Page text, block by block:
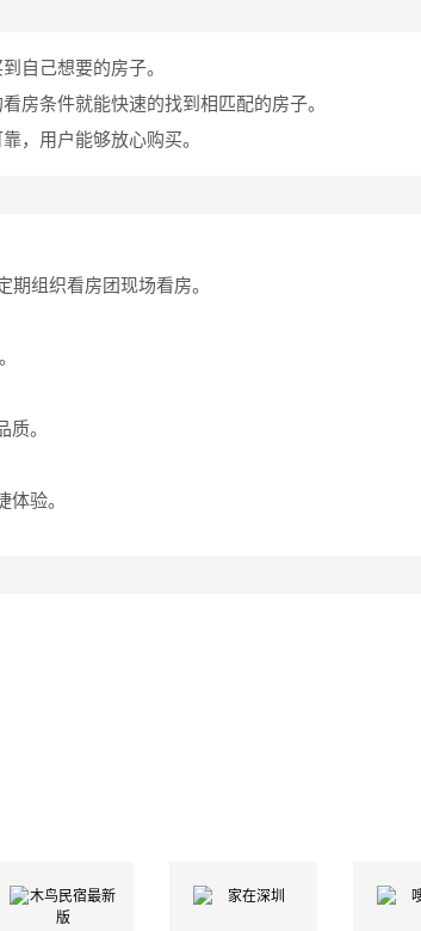
自己想要的房子。
房条件就能快速的找到相匹配的房子。
，用户能够放心购买。
组织看房团现场看房。
。
验。